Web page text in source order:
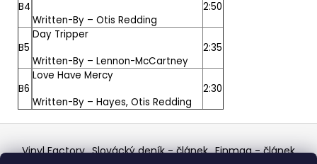
B4
Written-By – Otis Redding
2:50
B5
Day Tripper
Written-By – Lennon-McCartney
2:35
B6
Love Have Mercy
Written-By – Hayes, Otis Redding
2:30
Z
á Vinyl Factory Slovácký deník - článek Finmag - článek